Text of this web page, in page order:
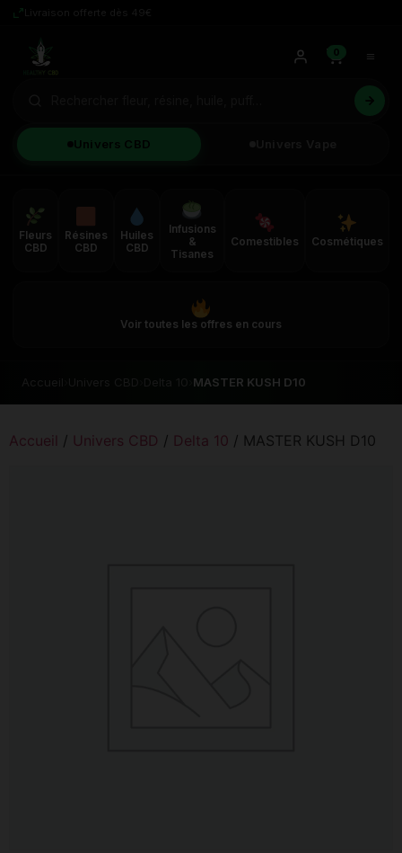
Univers CBD
0
Fleurs
CBD
Résines
CBD
Huiles
CBD
Infusions
&
Tisanes
Comestibles Cosmétiques
Voir toutes les offres en cours
MASTER KUSH D10
Accueil / Univers CBD / Delta 10 / MASTER KUSH D10